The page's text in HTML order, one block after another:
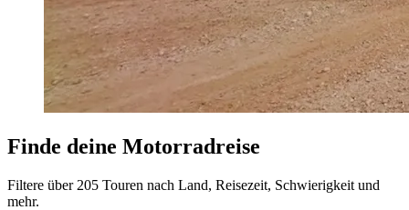
Finde deine Motorradreise
Filtere über 205 Touren nach Land, Reisezeit, Schwierigkeit und
mehr.